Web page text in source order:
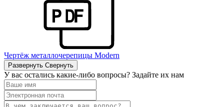
Чертёж металлочерепицы Modern
Развернуть Свернуть
У вас остались какие-либо вопросы? Задайте их нам